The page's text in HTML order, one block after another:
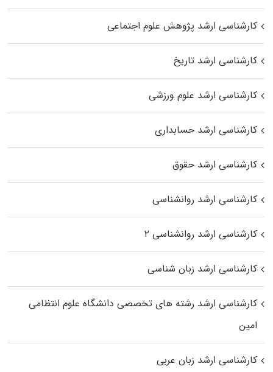
کارشناسی ارشد پژوهش علوم اجتماعی
کارشناسی ارشد تاریخ
کارشناسی ارشد علوم ورزشی
کارشناسی ارشد حسابداری
کارشناسی ارشد حقوق
کارشناسی ارشد روانشناسی
کارشناسی ارشد روانشناسی ۲
کارشناسی ارشد زبان شناسی
کارشناسی ارشد رﺷﺘﻪ ﻫﺎی تخصصی داﻧﺸﮕﺎه ﻋﻠﻮم انتظامی
اﻣﻴﻦ
کارشناسی ارشد زبان عربی